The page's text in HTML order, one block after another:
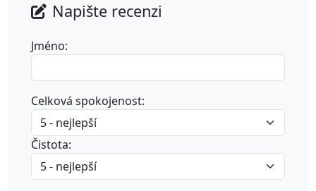
Napište recenzi
Jméno:
Celková spokojenost:
Čistota: